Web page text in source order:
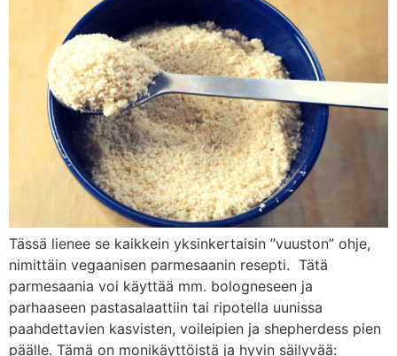
Tässä lienee se kaikkein yksinkertaisin ”vuuston” ohje,
nimittäin vegaanisen parmesaanin resepti. Tätä
parmesaania voi käyttää mm. bologneseen ja
parhaaseen pastasalaattiin tai ripotella uunissa
paahdettavien kasvisten, voileipien ja shepherdess pien
päälle. Tämä on monikäyttöistä ja hyvin säilyvää: